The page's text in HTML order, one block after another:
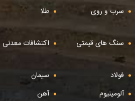
سرب و روی
طلا
سنگ های قیمتی
اکتشافات معدنی
فولاد
سیمان
آلومینیوم
آهن